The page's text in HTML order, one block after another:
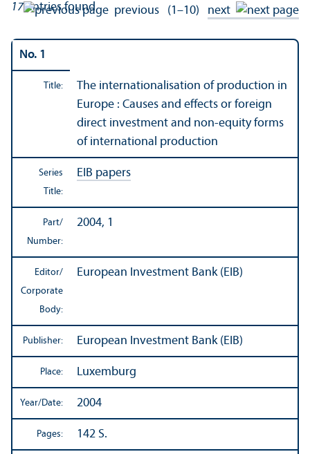
17entries found previous (1–10) next
No. 1
Title:
The internationalisation of production in
Europe : Causes and effects or foreign
direct investment and non-equity forms
of international production
Series
Title:
EIB papers
Part/
Number:
2004, 1
Editor/
Corporate
Body:
European Investment Bank (EIB)
Publisher: European Investment Bank (EIB)
Place: Luxemburg
Year/Date: 2004
Pages: 142 S.